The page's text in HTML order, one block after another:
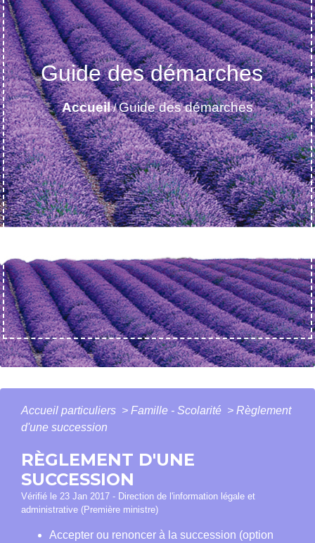
Guide des démarches
Accueil/Guide des démarches
Accueil particuliers > Famille - Scolarité > Règlement
d'une succession
RÈGLEMENT D'UNE
SUCCESSION
Vérifié le 23 Jan 2017 - Direction de l'information légale et
administrative (Première ministre)
Accepter ou renoncer à la succession (option